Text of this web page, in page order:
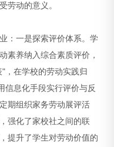
劳动的意义。
：一是探索评价体系。学
素养纳入综合素质评价，
，在学校的劳动实践归
信息化手段实行评价与反
期组织家务劳动展评活
强化了家校社之间的联
提升了学生对劳动价值的